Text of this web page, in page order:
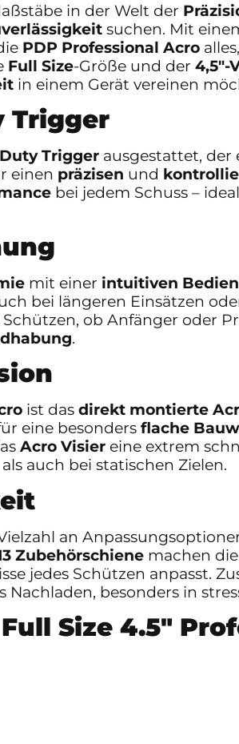
in der Welt der
suchen. Mit
PDP Professional Acro
Full Size-Größe und der 4,5″-
in einem Gerät vereinen
Trigger
Triggerausgestattet, der
einen präzisen und
bei jedem Schuss –
mit einer intuitiven
bei längeren Einsätzen
ob Anfänger oder
.
ist das direkt montierte
eine besonders flache
Acro Visiereine extrem
auch bei statischen Zielen.
an
Zubehörschienemachen die
jedes Schützen anpasst.
besonders in
Size 4.5″